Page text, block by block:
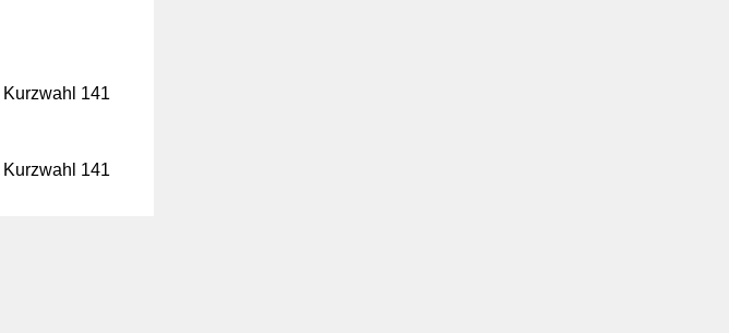
Kurzwahl 141
Kurzwahl 141